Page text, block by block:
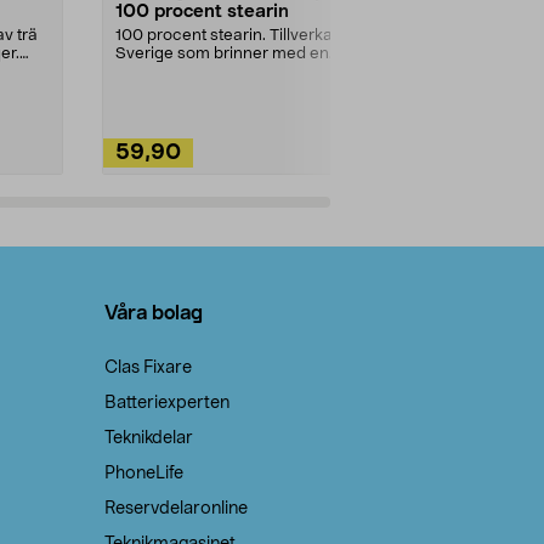
trä
100 procent stearin
100 procent stearin. Tillverkade i
Sverige som brinner med en
59,90
Våra bolag
Clas Fixare
Batteriexperten
Teknikdelar
PhoneLife
Reservdelaronline